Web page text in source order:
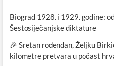
Biograd 1928. i 1929. godine:
Šestosiječanjske diktature
🎉 Sretan rođendan, Željku
kilometre pretvara u počast